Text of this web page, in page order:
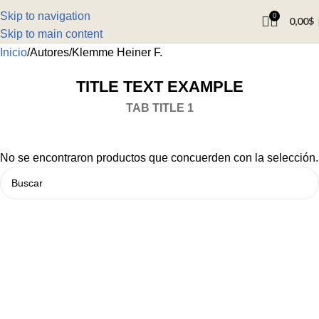
Skip to navigation
Skip to main content
0 0,00$
Inicio Autores Klemme Heiner F.
TITLE TEXT EXAMPLE
TAB TITLE 1
No se encontraron productos que concuerden con la selección.